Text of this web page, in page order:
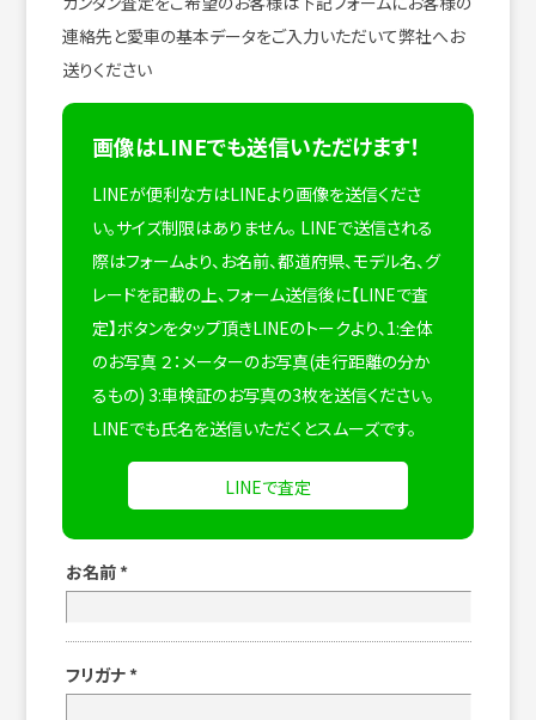
連絡先と愛車の基本データをご入力いただいて弊社へお
送りください
画像はLINEでも送信いただけます！
LINEが便利な方はLINEより画像を送信くださ
い。サイズ制限はありません。 LINEで送信される
際はフォームより、お名前、都道府県、モデル名、グ
レードを記載の上、フォーム送信後に【LINEで査
定】ボタンをタップ頂きLINEのトークより、1:全体
のお写真 ２：メーターのお写真(走行距離の分か
るもの) 3:車検証のお写真の3枚を送信ください。
LINEでも氏名を送信いただくとスムーズです。
LINEで査定
お名前 *
フリガナ *